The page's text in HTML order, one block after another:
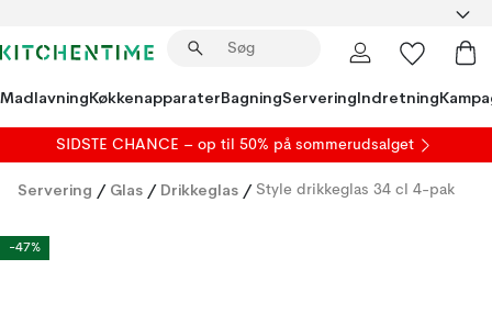
MadlavningKøkkenapparaterBagningServeringIndretning
SIDSTE CHANCE – op til 50% på sommerudsalget
Servering / Glas / Drikkeglas / Style drikkeglas 34 cl 4-pak
-47%